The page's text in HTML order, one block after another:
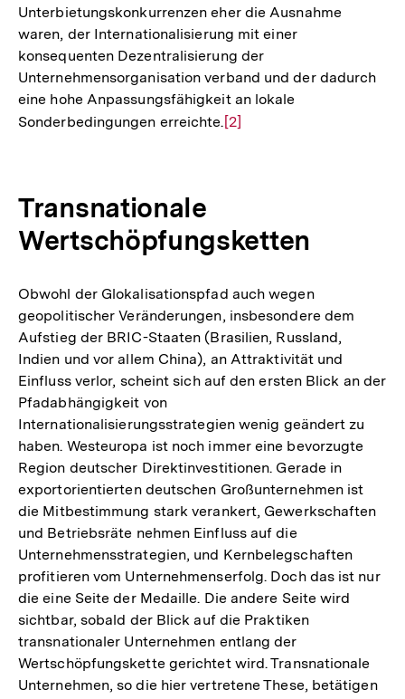
Unterbietungskonkurrenzen eher die Ausnahme
waren, der Internationalisierung mit einer
konsequenten Dezentralisierung der
Unternehmensorganisation verband und der dadurch
eine hohe Anpassungsfähigkeit an lokale
Sonderbedingungen erreichte. Zur
[2]
Transnationale
Wertschöpfungsketten
Obwohl der Glokalisationspfad auch wegen
geopolitischer Veränderungen, insbesondere dem
Aufstieg der BRIC-Staaten (Brasilien, Russland,
Indien und vor allem China), an Attraktivität und
Einfluss verlor, scheint sich auf den ersten Blick an der
Pfadabhängigkeit von
Internationalisierungsstrategien wenig geändert zu
haben. Westeuropa ist noch immer eine bevorzugte
Region deutscher Direktinvestitionen. Gerade in
exportorientierten deutschen Großunternehmen ist
die Mitbestimmung stark verankert, Gewerkschaften
und Betriebsräte nehmen Einfluss auf die
Unternehmensstrategien, und Kernbelegschaften
profitieren vom Unternehmenserfolg. Doch das ist nur
die eine Seite der Medaille. Die andere Seite wird
sichtbar, sobald der Blick auf die Praktiken
transnationaler Unternehmen entlang der
Wertschöpfungskette gerichtet wird. Transnationale
Unternehmen, so die hier vertretene These, betätigen